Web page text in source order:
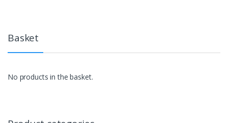
Basket
No products in the basket.